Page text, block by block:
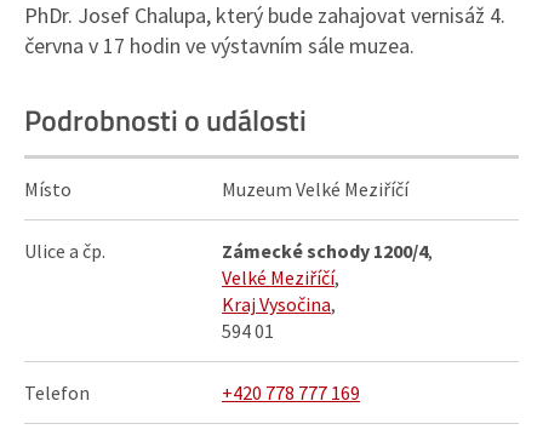
PhDr. Josef Chalupa, který bude zahajovat vernisáž 4.
června v 17 hodin ve výstavním sále muzea.
Podrobnosti o události
Místo Muzeum Velké Meziříčí
Ulice a čp. Zámecké schody 1200/4,
Velké Meziříčí,
Kraj Vysočina,
594 01
Telefon +420 778 777 169